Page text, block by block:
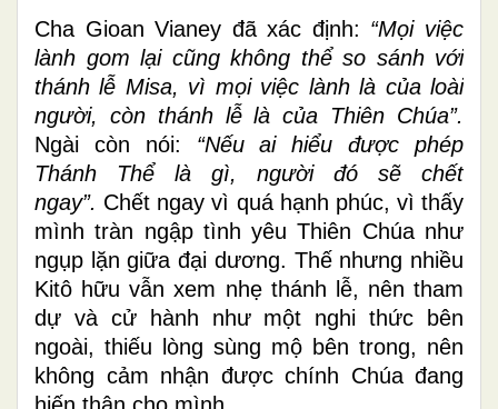
Cha Gioan Vianey đã xác định: “Mọi việc
lành gom lại cũng không thể so sánh với
thánh lễ Misa, vì mọi việc lành là của loài
người, còn thánh lễ là của Thiên Chúa”.
Ngài còn nói: “Nếu ai hiểu được phép
Thánh Thể là gì, người đó sẽ chết
ngay”. Chết ngay vì quá hạnh phúc, vì thấy
mình tràn ngập tình yêu Thiên Chúa như
ngụp lặn giữa đại dương. Thế nhưng nhiều
Kitô hữu vẫn xem nhẹ thánh lễ, nên tham
dự và cử hành như một nghi thức bên
ngoài, thiếu lòng sùng mộ bên trong, nên
không cảm nhận được chính Chúa đang
hiến thân cho mình.